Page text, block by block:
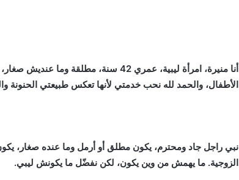
الأطفال، والحمد لله نحب خدمتي لأنها تعكس طبيعتي الحنونة
نبي راجل جاد ومحترم، يكون مطلق أو أرمل وما عنده صغار،
الزوجية. ما يهمش من وين يكون، لكن نفضّل ما يكونش ليبي.